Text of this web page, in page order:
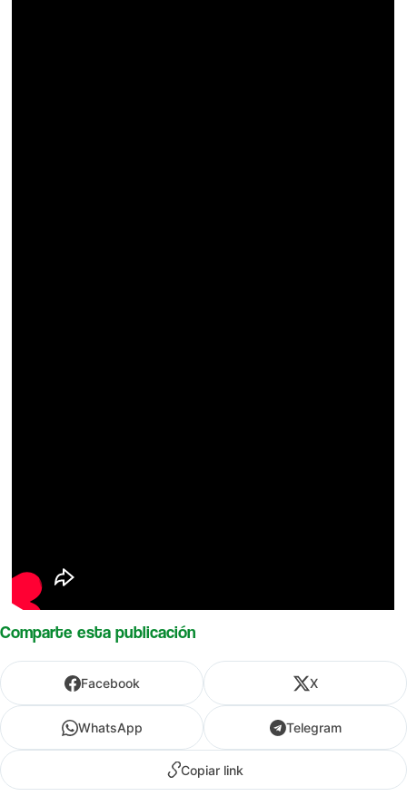
Comparte esta publicación
Facebook X
WhatsApp Telegram
Copiar link